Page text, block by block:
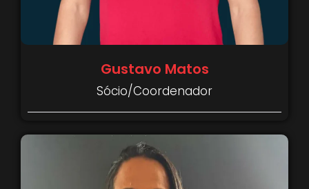
Gustavo Matos
Sócio/Coordenador